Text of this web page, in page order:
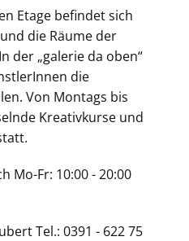
Etage befindet sich
die Räume der
der „galerie da oben“
die
Von Montags bis
Kreativkurse und
Mo-Fr: 10:00 - 20:00
Tel.: 0391 - 622 75